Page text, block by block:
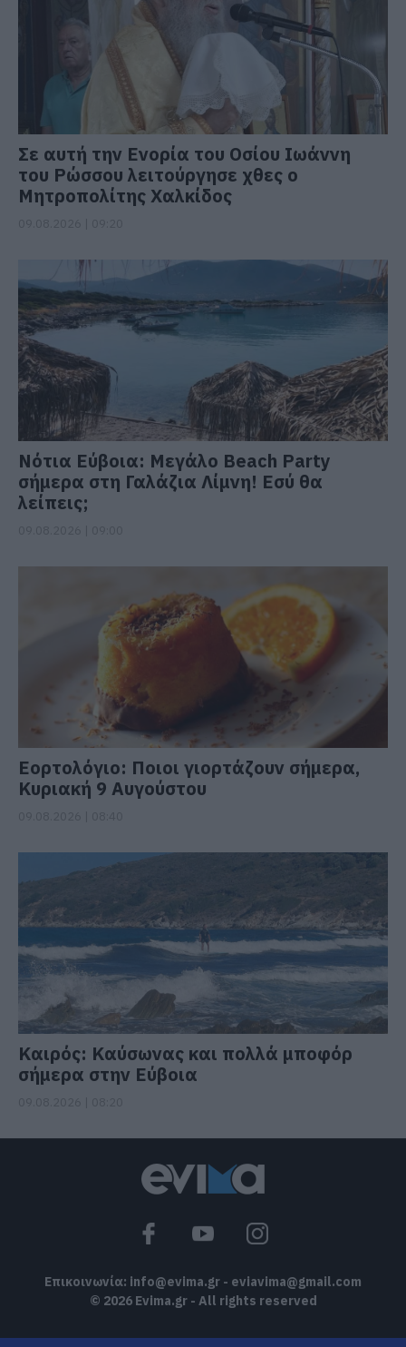
Σε αυτή την Ενορία του Οσίου Ιωάννη
του Ρώσσου λειτούργησε χθες ο
Μητροπολίτης Χαλκίδος
Νότια Εύβοια: Μεγάλο Beach Party
σήμερα στη Γαλάζια Λίμνη! Εσύ θα
λείπεις;
Εορτολόγιο: Ποιοι γιορτάζουν σήμερα,
Κυριακή 9 Αυγούστου
Καιρός: Καύσωνας και πολλά μποφόρ
σήμερα στην Εύβοια
Επικοινωνία: info@evima.gr - eviavima@gmail.com
© 2026 Evima.gr - All rights reserved